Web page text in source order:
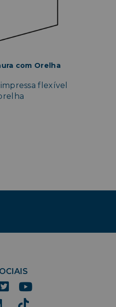
com Orelha
flexível